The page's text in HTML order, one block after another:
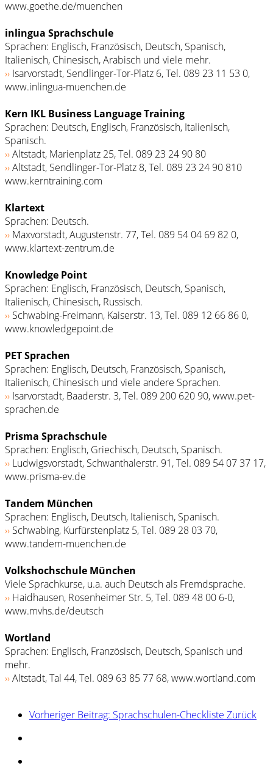
www.goethe.de/muenchen
inlingua Sprachschule
Sprachen: Englisch, Französisch, Deutsch, Spanisch,
Italienisch, Chinesisch, Arabisch und viele mehr.
›› Isarvorstadt, Sendlinger-Tor-Platz 6, Tel. 089 23 11 53 0,
www.inlingua-muenchen.de
Kern IKL Business Language Training
Sprachen: Deutsch, Englisch, Französisch, Italienisch,
Spanisch.
››Altstadt, Marienplatz 25, Tel. 089 23 24 90 80
››Altstadt, Sendlinger-Tor-Platz 8, Tel. 089 23 24 90 810
www.kerntraining.com
Klartext
Sprachen: Deutsch.
›› Maxvorstadt, Augustenstr. 77, Tel. 089 54 04 69 82 0,
www.klartext-zentrum.de
Knowledge Point
Sprachen: Englisch, Französisch, Deutsch, Spanisch,
Italienisch, Chinesisch, Russisch.
›› Schwabing-Freimann, Kaiserstr. 13, Tel. 089 12 66 86 0,
www.knowledgepoint.de
PET Sprachen
Sprachen: Englisch, Deutsch, Französisch, Spanisch,
Italienisch, Chinesisch und viele andere Sprachen.
›› Isarvorstadt, Baaderstr. 3, Tel. 089 200 620 90, www.pet-
sprachen.de
Prisma Sprachschule
Sprachen: Englisch, Griechisch, Deutsch, Spanisch.
›› Ludwigsvorstadt, Schwanthalerstr. 91, Tel. 089 54 07 37 17,
www.prisma-ev.de
Tandem München
Sprachen: Englisch, Deutsch, Italienisch, Spanisch.
›› Schwabing, Kurfürstenplatz 5, Tel. 089 28 03 70,
www.tandem-muenchen.de
Volkshochschule München
Viele Sprachkurse, u.a. auch Deutsch als Fremdsprache.
›› Haidhausen, Rosenheimer Str. 5, Tel. 089 48 00 6-0,
www.mvhs.de/deutsch
Wortland
Sprachen: Englisch, Französisch, Deutsch, Spanisch und
mehr.
››Altstadt, Tal 44, Tel. 089 63 85 77 68, www.wortland.com
Vorheriger Beitrag: Sprachschulen-Checkliste Zurück